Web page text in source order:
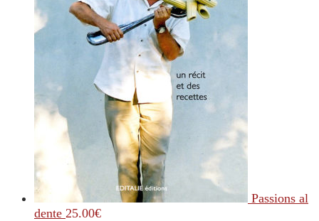
Passions al
dente 25.00€